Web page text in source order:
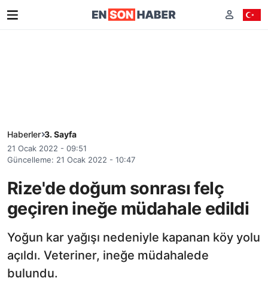
Haberler 3. Sayfa
21 Ocak 2022 - 09:51
Güncelleme: 21 Ocak 2022 - 10:47
Rize'de doğum sonrası felç
geçiren ineğe müdahale edildi
Yoğun kar yağışı nedeniyle kapanan köy yolu
açıldı. Veteriner, ineğe müdahalede
bulundu.